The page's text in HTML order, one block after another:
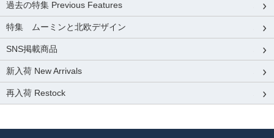
過去の特集 Previous Features
特集 ムーミンと北欧デザイン
SNS掲載商品
新入荷 New Arrivals
再入荷 Restock